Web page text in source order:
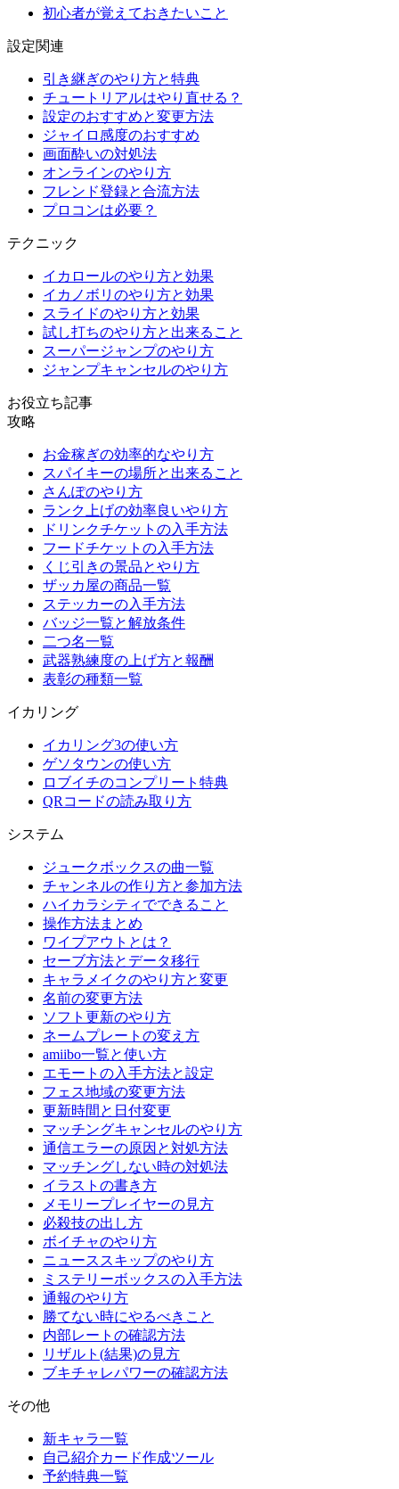
初心者が覚えておきたいこと
設定関連
引き継ぎのやり方と特典
チュートリアルはやり直せる？
設定のおすすめと変更方法
ジャイロ感度のおすすめ
画面酔いの対処法
オンラインのやり方
フレンド登録と合流方法
プロコンは必要？
テクニック
イカロールのやり方と効果
イカノボリのやり方と効果
スライドのやり方と効果
試し打ちのやり方と出来ること
スーパージャンプのやり方
ジャンプキャンセルのやり方
お役立ち記事
攻略
お金稼ぎの効率的なやり方
スパイキーの場所と出来ること
さんぽのやり方
ランク上げの効率良いやり方
ドリンクチケットの入手方法
フードチケットの入手方法
くじ引きの景品とやり方
ザッカ屋の商品一覧
ステッカーの入手方法
バッジ一覧と解放条件
二つ名一覧
武器熟練度の上げ方と報酬
表彰の種類一覧
イカリング
イカリング3の使い方
ゲソタウンの使い方
ロブイチのコンプリート特典
QRコードの読み取り方
システム
ジュークボックスの曲一覧
チャンネルの作り方と参加方法
ハイカラシティでできること
操作方法まとめ
ワイプアウトとは？
セーブ方法とデータ移行
キャラメイクのやり方と変更
名前の変更方法
ソフト更新のやり方
ネームプレートの変え方
amiibo一覧と使い方
エモートの入手方法と設定
フェス地域の変更方法
更新時間と日付変更
マッチングキャンセルのやり方
通信エラーの原因と対処方法
マッチングしない時の対処法
イラストの書き方
メモリープレイヤーの見方
必殺技の出し方
ボイチャのやり方
ニューススキップのやり方
ミステリーボックスの入手方法
通報のやり方
勝てない時にやるべきこと
内部レートの確認方法
リザルト(結果)の見方
ブキチャレパワーの確認方法
その他
新キャラ一覧
自己紹介カード作成ツール
予約特典一覧